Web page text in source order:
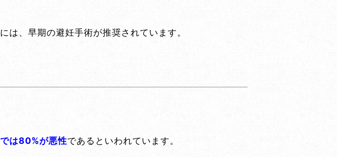
は、早期の避妊手術が推奨されています。
は80%が悪性であるといわれています。